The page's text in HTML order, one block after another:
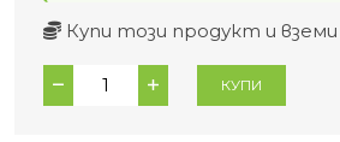
Купи този продукт и вземи
количество
за
КУПИ